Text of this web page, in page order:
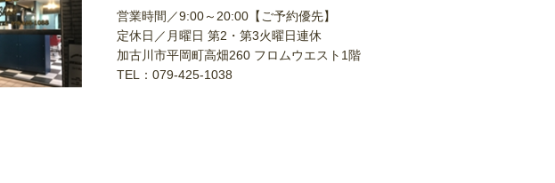
営業時間／9:00～20:00【ご予約優先】
定休日／月曜日 第2・第3火曜日連休
加古川市平岡町高畑260 フロムウエスト1階
TEL：079-425-1038